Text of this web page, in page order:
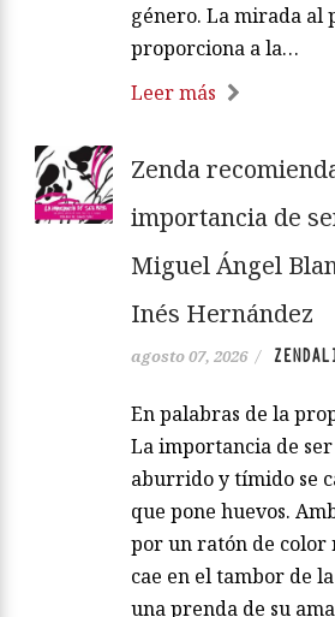
género. La mirada al
proporciona a la…
Leer más
Zenda
importancia de
Miguel Ángel
Inés Hernández
agosto 07, 2026 /
En palabras de la
La importancia de
aburrido y tímido se
que pone huevos.
por un ratón de color
cae en el tambor de
una prenda de su